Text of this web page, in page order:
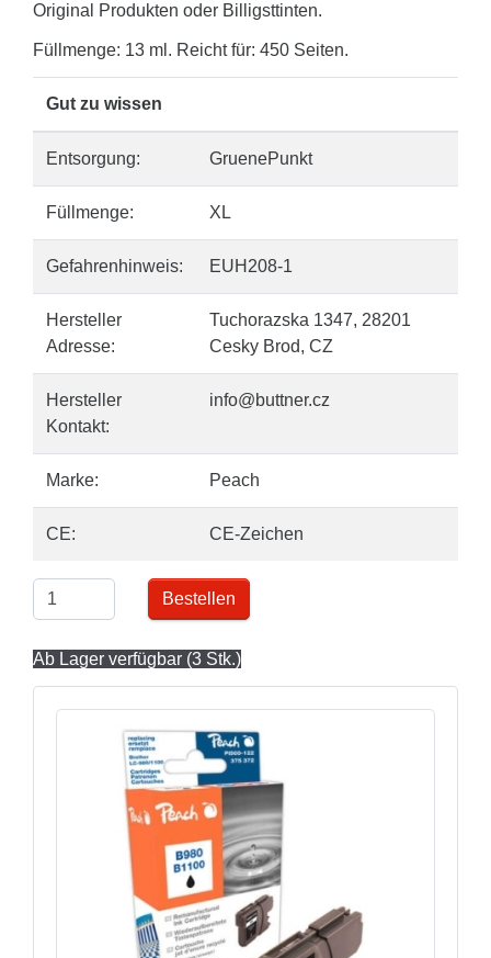
Original Produkten oder Billigsttinten.
Füllmenge: 13 ml. Reicht für: 450 Seiten.
Gut zu wissen
Entsorgung: GruenePunkt
Füllmenge: XL
Gefahrenhinweis: EUH208-1
Hersteller
Adresse:
Tuchorazska 1347, 28201
Cesky Brod, CZ
Hersteller
Kontakt:
info@buttner.cz
Marke: Peach
CE: CE-Zeichen
Bestellen
Ab Lager verfügbar (3 Stk.)